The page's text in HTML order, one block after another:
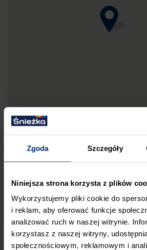
Zgoda Szczegóły
Niniejsza strona korzysta z plików
Wykorzystujemy pliki cookie do
i reklam, aby oferować funkcje
analizować ruch w naszej witrynie.
korzystasz z naszej witryny,
społecznościowym, reklamowym i
PRZED WIZYTĄ W SKLEPIE